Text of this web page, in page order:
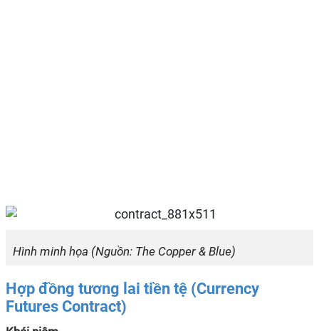
Hình minh họa (Nguồn: The Copper & Blue)
Hợp đồng tương lai tiền tệ (Currency
Futures Contract)